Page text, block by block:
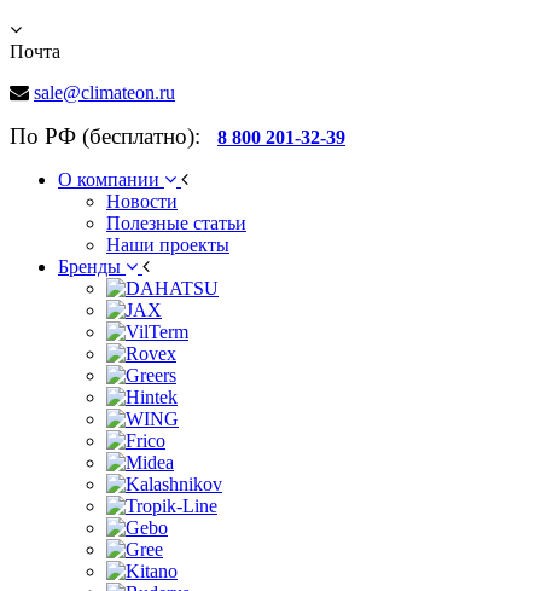
Почта
sale@climateon.ru
По РФ (бесплатно): 8 800 201-32-39
О компании
Новости
Полезные статьи
Наши проекты
Бренды